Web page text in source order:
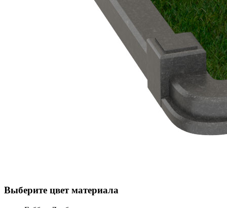
Выберите цвет материала